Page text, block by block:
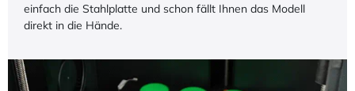
einfach die Stahlplatte und schon fällt Ihnen das Modell
direkt in die Hände.